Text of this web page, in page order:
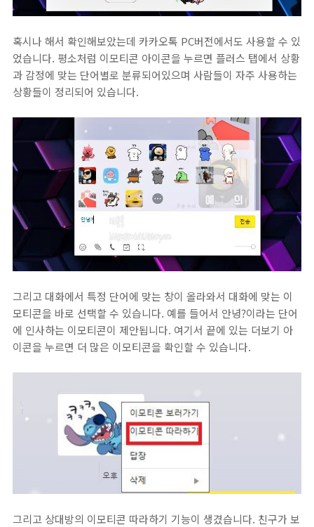
혹시나 해서 확인해보았는데 카카오톡 PC버전에서도 사용할 수 있
었습니다. 평소처럼 이모티콘 아이콘을 누르면 플러스 탭에서 상황
과 감정에 맞는 단어별로 분류되어있으며 사람들이 자주 사용하는
상황들이 정리되어 있습니다.
그리고 대화에서 특정 단어에 맞는 창이 올라와서 대화에 맞는 이
모티콘을 바로 선택할 수 있습니다. 예를 들어서 안녕?이라는 단어
에 인사하는 이모티콘이 제안됩니다. 여기서 끝에 있는 더보기 아
이콘을 누르면 더 많은 이모티콘을 확인할 수 있습니다.
그리고 상대방의 이모티콘 따라하기 기능이 생겼습니다. 친구가 보